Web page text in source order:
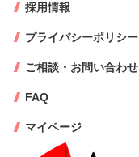
採用情報
プライバシーポリシ
ご相談・お問い合わせ
FAQ
マイページ